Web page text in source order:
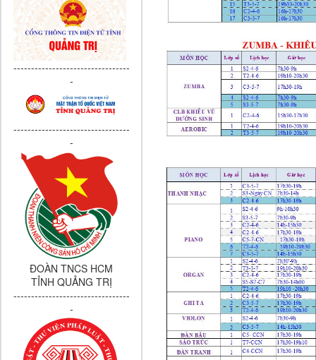
---------------------------------
-
---------------------------------
-
ĐOÀN TNCS HCM
TỈNH QUẢNG TRỊ
---------------------------------
-